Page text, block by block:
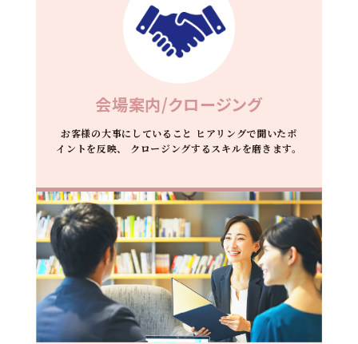
会場案内/クロージング
お客様の大事にしていること ヒアリングで聞いたポ
イントを反映、
クロージングするスキルを磨きます。